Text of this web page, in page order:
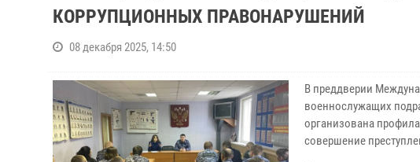
КОРРУПЦИОННЫХ ПРАВОНАРУШЕНИЙ
08 декабря 2025, 14:50
В преддверии
военнослужащих
организована
совершение